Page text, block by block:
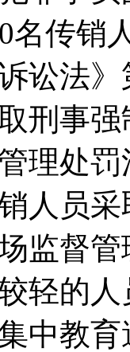
名传销
讼法
刑事
理处
人员
监督
轻的
中教育